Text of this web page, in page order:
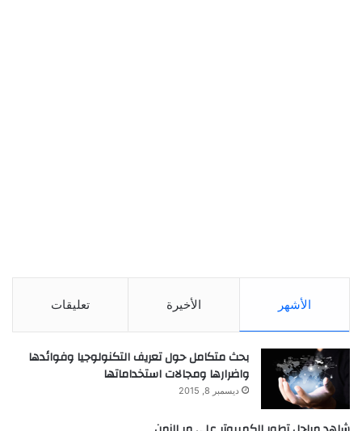
الأشهر الأخيرة تعليقات
بحث متكامل حول تعريف التكنولوجيا وفوائدها
واضرارها ومجالات استخداماتها
ديسمبر 8, 2015